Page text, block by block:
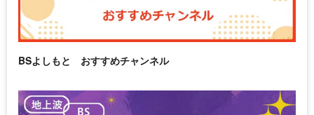
BSよしもと おすすめチャンネル